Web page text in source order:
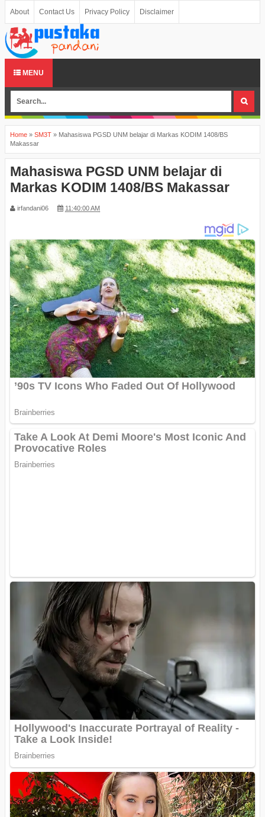
About Contact Us Privacy Policy Disclaimer
MENU
Home » SM3T » Mahasiswa PGSD UNM belajar di Markas KODIM 1408/BS
Makassar
Mahasiswa PGSD UNM belajar di
Markas KODIM 1408/BS Makassar
irfandani06 11:40:00 AM